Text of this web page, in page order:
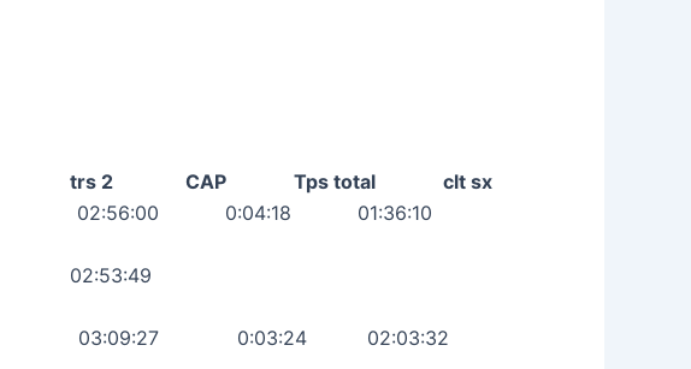
trs 2 CAP Tps total clt sx
02:56:00 0:04:18 01:36:10
02:53:49
03:09:27 0:03:24 02:03:32